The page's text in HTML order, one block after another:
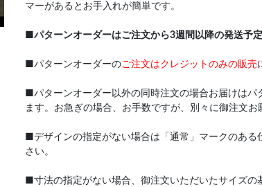
マーがあるとお手入れが簡単です。
パターンオーダーはご注文から3週間以降の発送予定
■パターンオーダーのご注文はクレジットのみの販売
■パターンオーダー以外の同時注文の場合お届けはパ
ます。お急ぎの場合、お手数ですが、別々に御注文お
■デザインの指定がない場合は「通常」マークのあ
さい。
■寸法の指定がない場合、御注文いただいたサイズ